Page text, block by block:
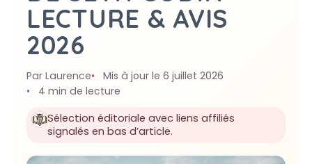
LECTURE & AVIS
2026
Par Laurence
Mis à jour le 6 juillet 2026
4 min de lecture
Sélection éditoriale avec liens affiliés
signalés en bas d’article.